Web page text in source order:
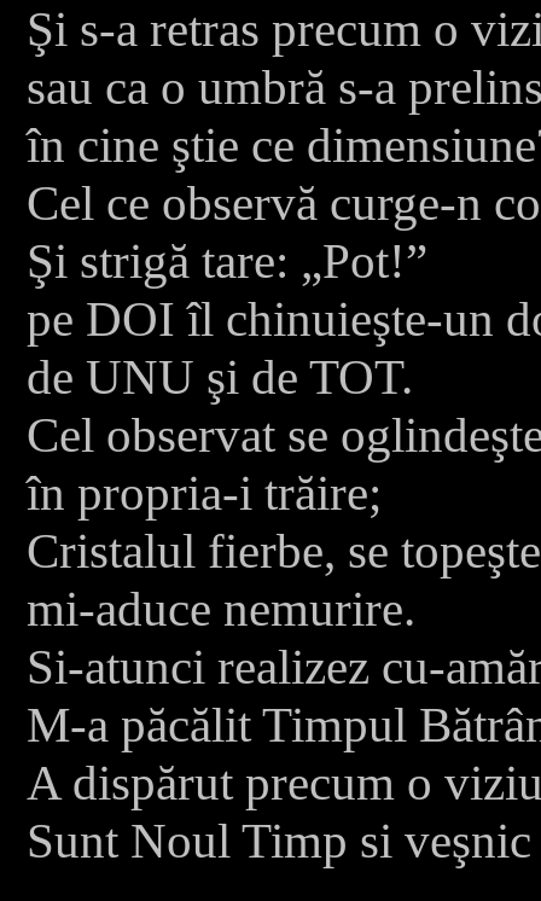
Şi s-a retras precum o
sau ca o umbră s-a
în cine ştie ce
Cel ce observă curge-n
Şi strigă tare: „Pot!”
pe DOI îl chinuieşte-un
de UNU şi de TOT.
Cel observat se
în propria-i trăire;
Cristalul fierbe, se topeşte
mi-aduce nemurire.
Si-atunci realizez cu-
M-a păcălit Timpul
A dispărut precum o
Sunt Noul Timp si